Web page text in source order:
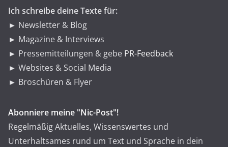
Ich schreibe deine Texte für:
► Newsletter & Blog
► Magazine & Interviews
► Pressemitteilungen & gebe PR-Feedback
► Websites & Social Media
► Broschüren & Flyer
Abonniere meine "Nic-Post"!
Regelmäßig Aktuelles, Wissenswertes und
Unterhaltsames rund um Text und Sprache in dein